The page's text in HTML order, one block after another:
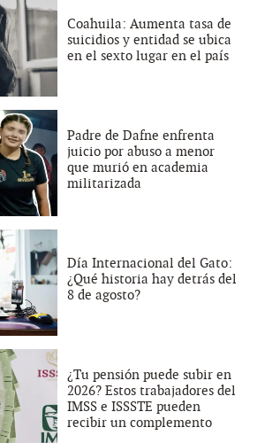
Coahuila: Aumenta tasa de
suicidios y entidad se ubica
en el sexto lugar en el país
Padre de Dafne enfrenta
juicio por abuso a menor
que murió en academia
militarizada
Día Internacional del Gato:
¿Qué historia hay detrás del
8 de agosto?
¿Tu pensión puede subir en
2026? Estos trabajadores del
IMSS e ISSSTE pueden
recibir un complemento